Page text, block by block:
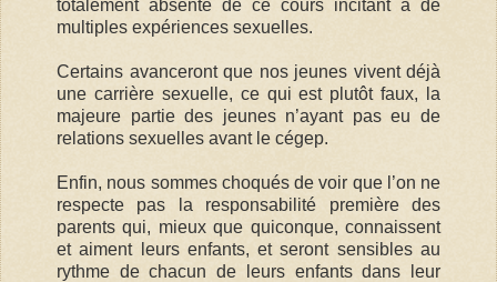
totalement absente de ce cours incitant à de
multiples expériences sexuelles.
Certains avanceront que nos jeunes vivent déjà
une carrière sexuelle, ce qui est plutôt faux, la
majeure partie des jeunes n’ayant pas eu de
relations sexuelles avant le cégep.
Enfin, nous sommes choqués de voir que l’on ne
respecte pas la responsabilité première des
parents qui, mieux que quiconque, connaissent
et aiment leurs enfants, et seront sensibles au
rythme de chacun de leurs enfants dans leur